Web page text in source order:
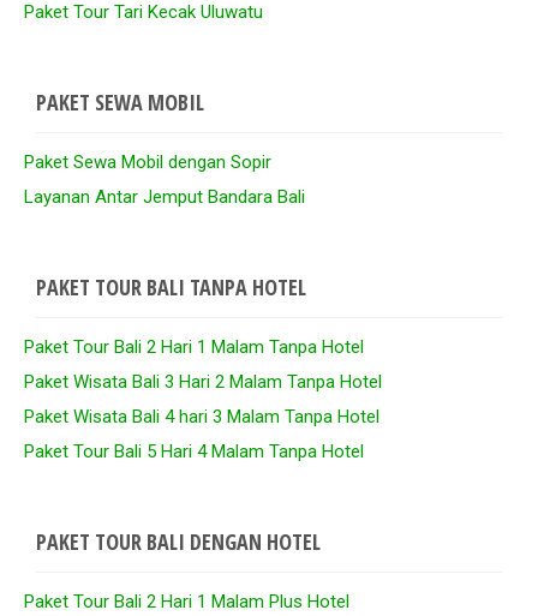
Paket Tour Tari Kecak Uluwatu
PAKET SEWA MOBIL
Paket Sewa Mobil dengan Sopir
Layanan Antar Jemput Bandara Bali
PAKET TOUR BALI TANPA HOTEL
Paket Tour Bali 2 Hari 1 Malam Tanpa Hotel
Paket Wisata Bali 3 Hari 2 Malam Tanpa Hotel
Paket Wisata Bali 4 hari 3 Malam Tanpa Hotel
Paket Tour Bali 5 Hari 4 Malam Tanpa Hotel
PAKET TOUR BALI DENGAN HOTEL
Paket Tour Bali 2 Hari 1 Malam Plus Hotel